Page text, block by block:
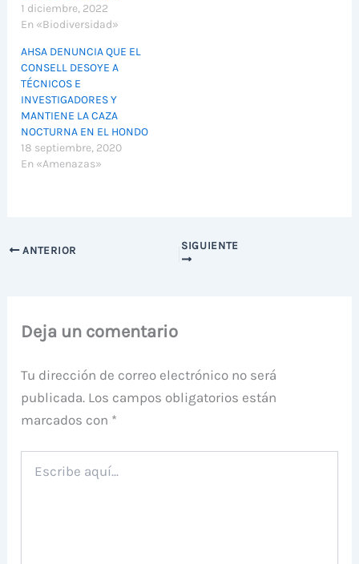
1 diciembre, 2022
En «Biodiversidad»
AHSA DENUNCIA QUE EL
CONSELL DESOYE A
TÉCNICOS E
INVESTIGADORES Y
MANTIENE LA CAZA
NOCTURNA EN EL HONDO
18 septiembre, 2020
En «Amenazas»
ANTERIOR SIGUIENTE
Deja un comentario
Tu dirección de correo electrónico no será
publicada. Los campos obligatorios están
marcados con *
aquí...